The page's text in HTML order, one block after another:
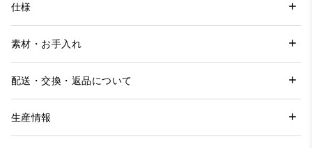
仕様
素材・お手入れ
配送・交換・返品について
生産情報